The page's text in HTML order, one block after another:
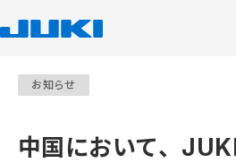
お知らせ
中国において、